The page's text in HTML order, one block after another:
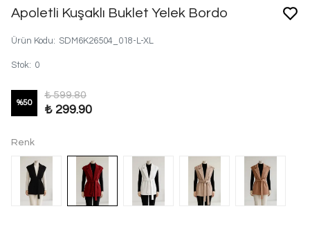
Apoletli Kuşaklı Buklet Yelek Bordo
Ürün Kodu: SDM6K26504_018-L-XL
Stok: 0
%50
₺ 599.80
₺ 299.90
Renk